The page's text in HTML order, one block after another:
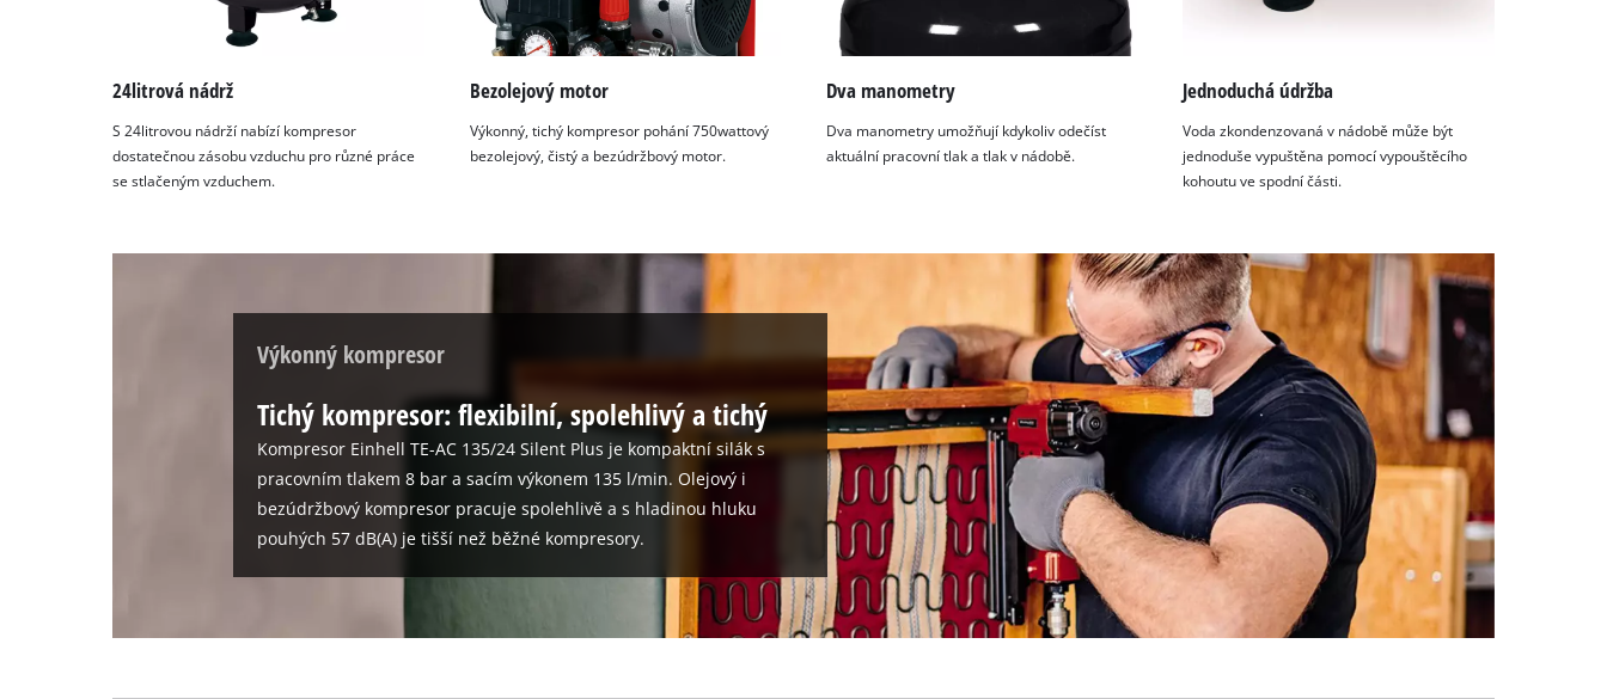
24litrová nádrž
S 24litrovou nádrží nabízí kompresor
dostatečnou zásobu vzduchu pro různé práce
se stlačeným vzduchem.
Bezolejový motor
Výkonný, tichý kompresor pohání 750wattový
bezolejový, čistý a bezúdržbový motor.
Dva manometry
Dva manometry umožňují kdykoliv odečíst
aktuální pracovní tlak a tlak v nádobě.
Jednoduchá údržba
Voda zkondenzovaná v nádobě může být
jednoduše vypuštěna pomocí vypouštěcího
kohoutu ve spodní části.
Výkonný kompresor
Tichý kompresor: flexibilní, spolehlivý a tichý
Kompresor Einhell TE-AC 135/24 Silent Plus je kompaktní silák s
pracovním tlakem 8 bar a sacím výkonem 135 l/min. Olejový i
bezúdržbový kompresor pracuje spolehlivě a s hladinou hluku
pouhých 57 dB(A) je tišší než běžné kompresory.